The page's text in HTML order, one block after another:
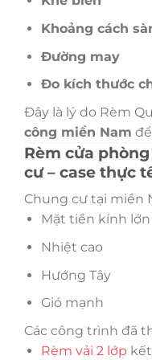
Khoảng cách
Đường may
Đo kích thước
Đây là lý do Rèm
công miền Nam
Rèm cửa
cư – case thực
Chung cư tại miền
Mặt tiền kính lớn
Nhiệt cao
Hướng Tây
Gió mạnh
Các công trình đã
Rèm vải 2 lớp